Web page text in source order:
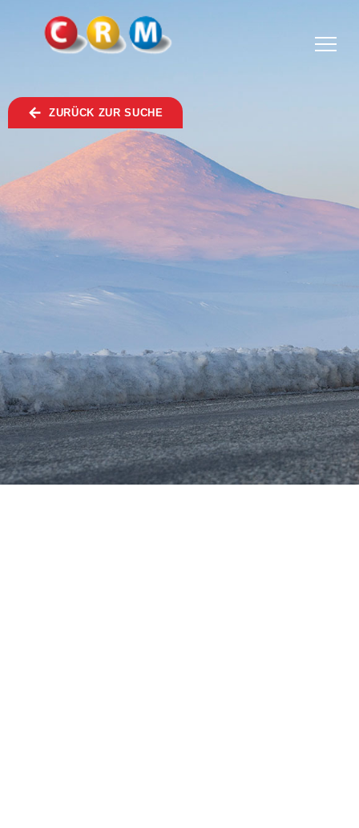
TOGGLE
ZURÜCK ZUR SUCHE